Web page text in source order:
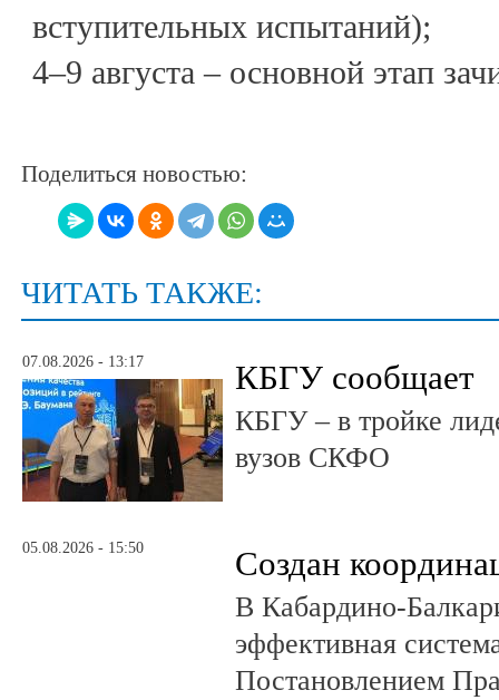
вступительных испытаний);
4–9 августа – основной этап
Поделиться новостью:
ЧИТАТЬ ТАКЖЕ:
07.08.2026 - 13:17 КБГУ сообщает
КБГУ – в тройке
вузов СКФО
05.08.2026 - 15:50 Создан
В Кабардино-
эффективная
Постановлением